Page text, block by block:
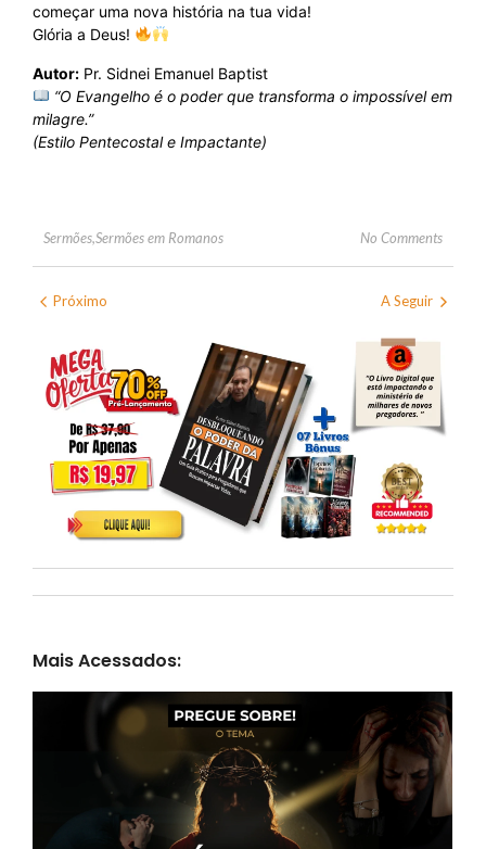
começar uma nova história na tua vida!
Glória a Deus!
Autor: Pr. Sidnei Emanuel Baptist
“O Evangelho é o poder que transforma o impossível em
milagre.”
(Estilo Pentecostal e Impactante)
Sermões,Sermões em Romanos No Comments
Próximo A Seguir
Mais Acessados: